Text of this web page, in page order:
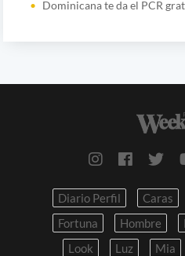
Dominicana te da el PCR
Diario Perfil Caras
Fortuna
Hombre
Look
Luz Mia